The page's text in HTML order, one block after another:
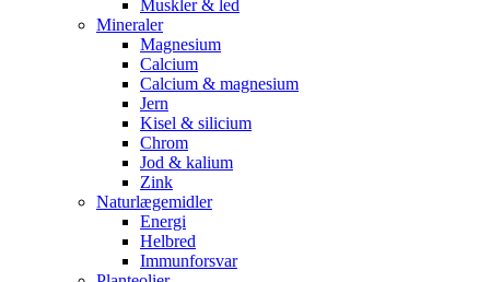
Muskler & led
Mineraler
Magnesium
Calcium
Calcium & magnesium
Jern
Kisel & silicium
Chrom
Jod & kalium
Zink
Naturlægemidler
Energi
Helbred
Immunforsvar